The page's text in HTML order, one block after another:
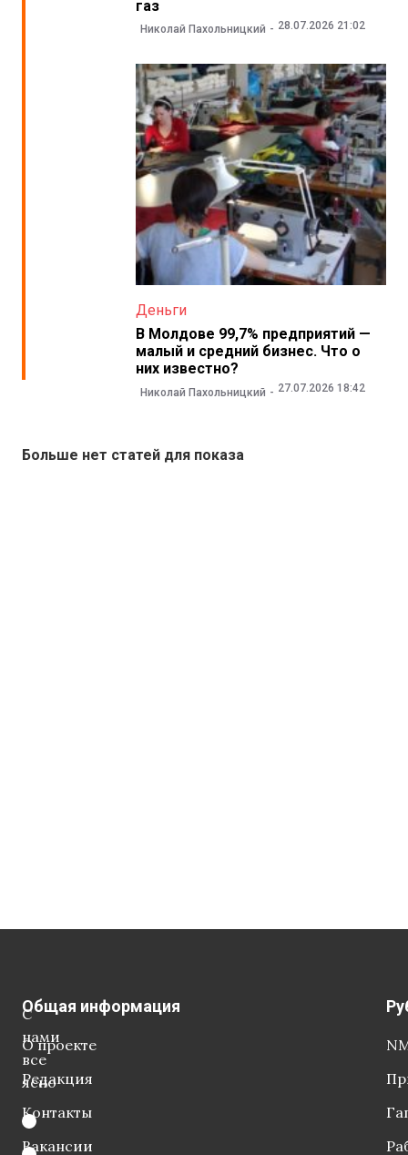
газ
Николай Пахольницкий 28.07.2026 21:02
Деньги
В Молдове 99,7% предприятий —
малый и средний бизнес. Что о
них известно?
Николай Пахольницкий 27.07.2026 18:42
Больше нет статей для показа
С
нами
все
ясно
Общая информация
О проекте
Редакция
Контакты
Вакансии